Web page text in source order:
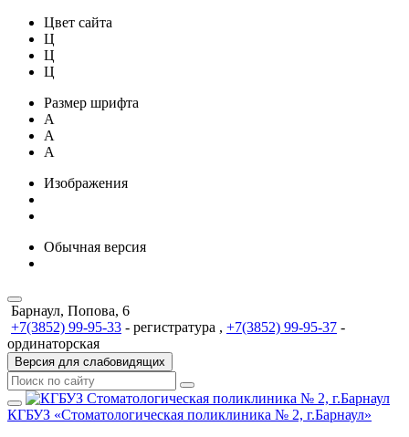
Цвет сайта
Ц
Ц
Ц
Размер шрифта
A
A
A
Изображения
Обычная версия
Барнаул, Попова, 6
+7(3852) 99-95-33 - регистратура , +7(3852) 99-95-37 -
ординаторская
Версия для слабовидящих
КГБУЗ «Стоматологическая поликлиника № 2, г.Барнаул»